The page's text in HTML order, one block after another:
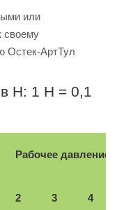
или
своему
Остек-АртТул
Н: 1 Н = 0,1
Рабочее давление,
2 3 4